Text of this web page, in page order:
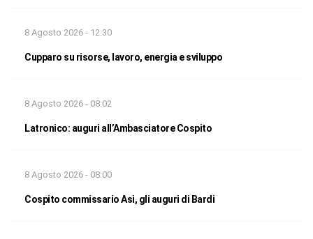
8 Agosto 2026 - 12:30
Cupparo su risorse, lavoro, energia e sviluppo
8 Agosto 2026 - 08:02
Latronico: auguri all’Ambasciatore Cospito
8 Agosto 2026 - 08:00
Cospito commissario Asi, gli auguri di Bardi